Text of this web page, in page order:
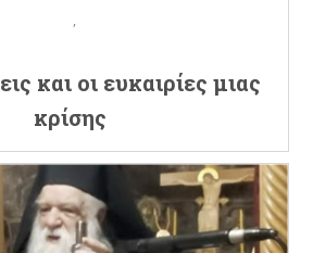
και οι ευκαιρίες μιας
κρίσης